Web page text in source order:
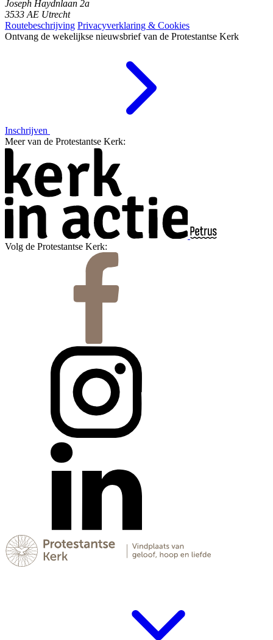
Joseph Haydnlaan 2a
3533 AE Utrecht
Routebeschrijving Privacyverklaring & Cookies
Ontvang de wekelijkse nieuwsbrief van de Protestantse Kerk
Inschrijven
Meer van de Protestantse Kerk:
Volg de Protestantse Kerk: